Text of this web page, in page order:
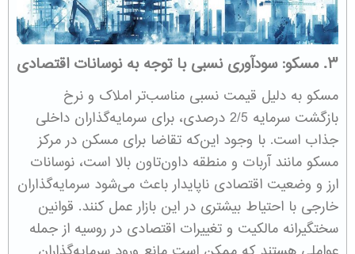
۳. مسکو: سودآوری نسبی با توجه به نوسانات اقتصادی
مسکو به دلیل قیمت نسبی مناسب‌تر املاک و نرخ
بازگشت سرمایه 2/5 درصدی، برای سرمایه‌گذاران داخلی
جذاب است. با وجود این‌که تقاضا برای مسکن در مرکز
مسکو مانند آربات و منطقه داون‌تاون بالا است، نوسانات
ارز و وضعیت اقتصادی ناپایدار باعث می‌شود سرمایه‌گذاران
خارجی با احتیاط بیشتری در این بازار عمل کنند. قوانین
سختگیرانه مالکیت و تغییرات اقتصادی در روسیه از جمله